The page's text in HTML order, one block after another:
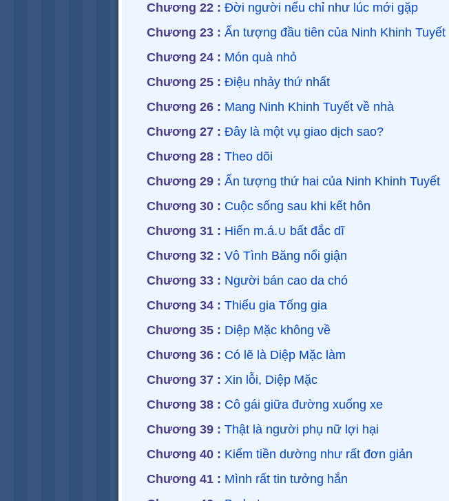
Chương 22 : Đời người nếu chỉ như lúc mới gặp
Chương 23 : Ấn tượng đầu tiên của Ninh Khinh Tuyết
Chương 24 : Món quà nhỏ
Chương 25 : Điệu nhảy thứ nhất
Chương 26 : Mang Ninh Khinh Tuyết về nhà
Chương 27 : Đây là một vụ giao dịch sao?
Chương 28 : Theo dõi
Chương 29 : Ấn tượng thứ hai của Ninh Khinh Tuyết
Chương 30 : Cuộc sống sau khi kết hôn
Chương 31 : Hiến m.á.∪ bất đắc dĩ
Chương 32 : Vô Tình Băng nổi giận
Chương 33 : Người bán cao da chó
Chương 34 : Thiếu gia Tống gia
Chương 35 : Diệp Mặc không về
Chương 36 : Có lẽ là Diệp Mặc làm
Chương 37 : Xin lỗi, Diệp Mặc
Chương 38 : Cô gái giữa đường xuống xe
Chương 39 : Thật là người phụ nữ lợi hại
Chương 40 : Kiếm tiền dường như rất đơn giản
Chương 41 : Mình rất tin tưởng hắn